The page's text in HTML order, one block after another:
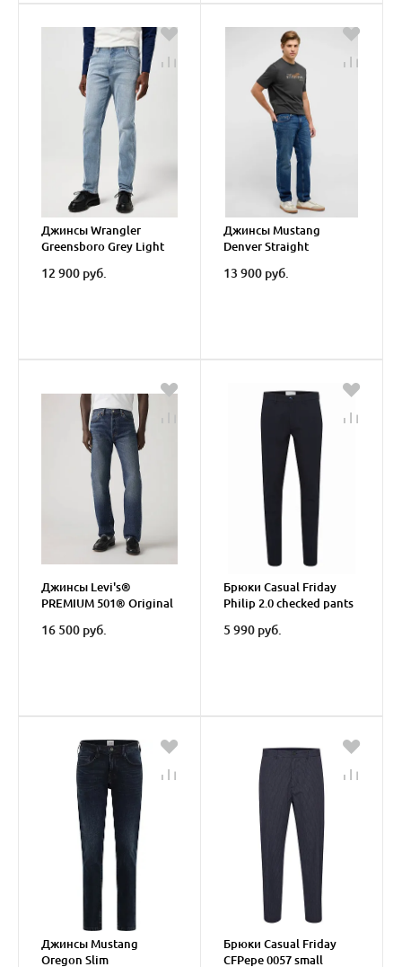
Джинсы Wrangler
Greensboro Grey Light
12 900 руб.
Джинсы Mustang
Denver Straight
13 900 руб.
Джинсы Levi's®
PREMIUM 501® Original
16 500 руб.
Брюки Casual Friday
Philip 2.0 checked pants
5 990 руб.
Джинсы Mustang
Oregon Slim
Брюки Casual Friday
CFPepe 0057 small